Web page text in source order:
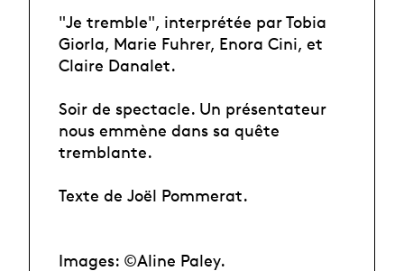
"Je tremble", interprétée par Tobia
Giorla, Marie Fuhrer, Enora Cini, et
Claire Danalet.
Soir de spectacle. Un présentateur
nous emmène dans sa quête
tremblante.
Texte de Joël Pommerat.
Images: ©Aline Paley.